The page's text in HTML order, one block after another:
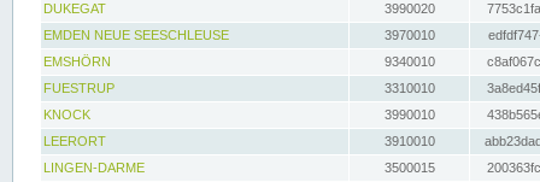
DUKEGAT
3990020
EMDEN NEUE SEESCHLEUSE
3970010
EMSHÖRN
9340010
FUESTRUP
3310010
KNOCK
3990010
LEERORT
3910010
LINGEN-DARME
3500015